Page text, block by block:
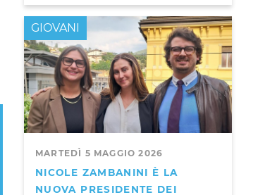
MARTEDÌ 5 MAGGIO 2026
NICOLE ZAMBANINI È LA
NUOVA PRESIDENTE DEI
GIOVANI